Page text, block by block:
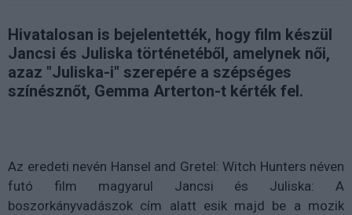
Hivatalosan is bejelentették, hogy film készül
Jancsi és Juliska történetéből, amelynek női,
azaz "Juliska-i" szerepére a szépséges
színésznőt, Gemma Arterton-t kérték fel.
Az eredeti nevén Hansel and Gretel: Witch Hunters néven
futó film magyarul Jancsi és Juliska: A
boszorkányvadászok cím alatt esik majd be a mozik